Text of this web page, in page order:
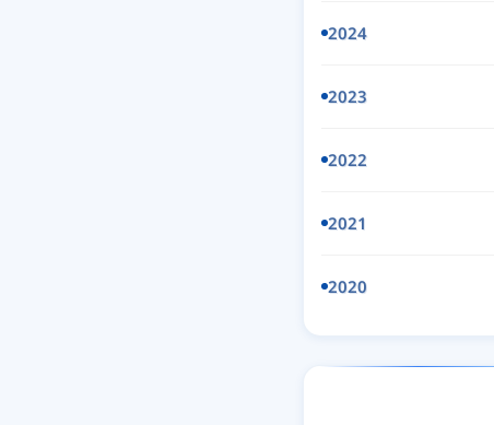
2024
2023
2022
2021
2020